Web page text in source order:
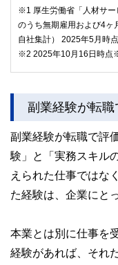
※1 厚生労働省「人材サー
のうち無期雇用および4ヶ
自社集計） 2025年5月時点
※2 2025年10月16日時点
副業経験が転職
副業経験が転職で評
験」と「実務スキル
えられた仕事ではな
た経験は、企業にと
本業とは別に仕事を
経験があれば、それ